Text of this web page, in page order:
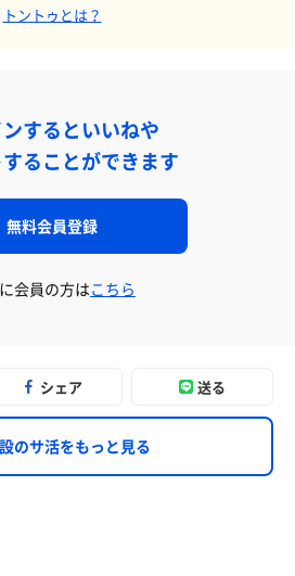
トントゥとは？
するといいねや
ることができます
無料会員登録
会員の方はこちら
シェア 送る
のサ活をもっと見る